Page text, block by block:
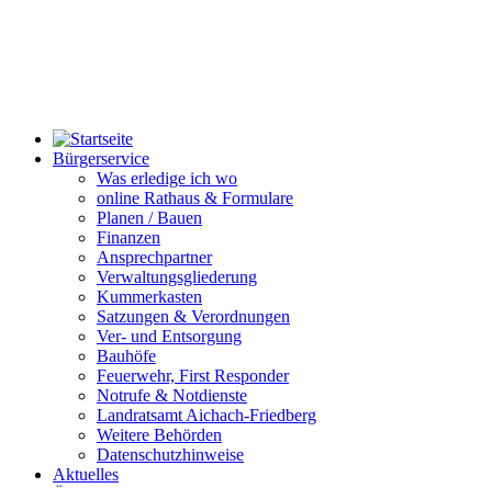
Bürgerservice
Was erledige ich wo
online Rathaus & Formulare
Planen / Bauen
Finanzen
Ansprechpartner
Verwaltungsgliederung
Kummerkasten
Satzungen & Verordnungen
Ver- und Entsorgung
Bauhöfe
Feuerwehr, First Responder
Notrufe & Notdienste
Landratsamt Aichach-Friedberg
Weitere Behörden
Datenschutzhinweise
Aktuelles